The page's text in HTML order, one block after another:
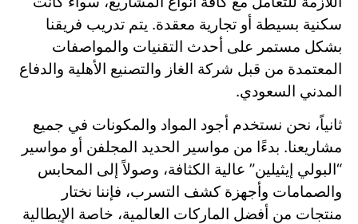
سكنية بسيطة أو تجارية معقدة. يتم تدريب فريقنا
بشكل مستمر على أحدث التقنيات والمواصفات
المعتمدة من قبل شركة الغاز والتصنيع الأهلية والدفاع
المدني السعودي.
ثانياً، نحن نستخدم أجود المواد والمكونات في جميع
مشاريعنا. بدءًا من مواسير الحديد المجلفن أو مواسير
“البولي إيثيلين” عالية الكثافة، وصولاً إلى المحابس
والصمامات وأجهزة كشف التسرب، فإننا نختار
منتجات من أفضل الماركات العالمية، خاصة الإيطالية